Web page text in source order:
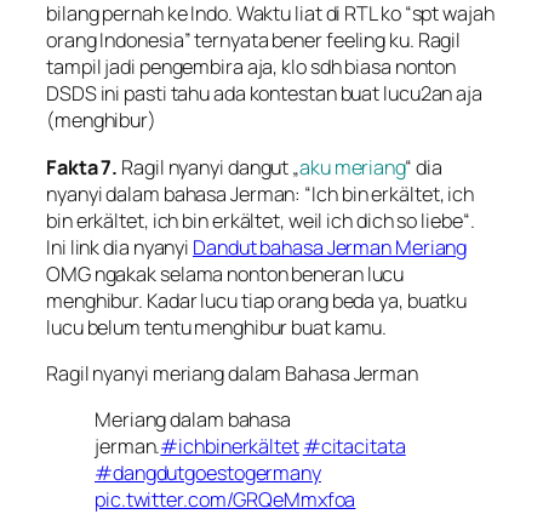
bilang pernah ke Indo. Waktu liat di RTL ko “spt wajah
orang Indonesia” ternyata bener feeling ku. Ragil
tampil jadi pengembira aja, klo sdh biasa nonton
DSDS ini pasti tahu ada kontestan buat lucu2an aja
(menghibur)
Fakta 7. Ragil nyanyi dangut „aku meriang“ dia
nyanyi dalam bahasa Jerman: “Ich bin erkältet, ich
bin erkältet, ich bin erkältet, weil ich dich so liebe“.
Ini link dia nyanyi Dandut bahasa Jerman Meriang
OMG ngakak selama nonton beneran lucu
menghibur. Kadar lucu tiap orang beda ya, buatku
lucu belum tentu menghibur buat kamu.
Ragil nyanyi meriang dalam Bahasa Jerman
Meriang dalam bahasa
jerman.#ichbinerkältet#citacitata
#dangdutgoestogermany
pic.twitter.com/GRQeMmxfoa